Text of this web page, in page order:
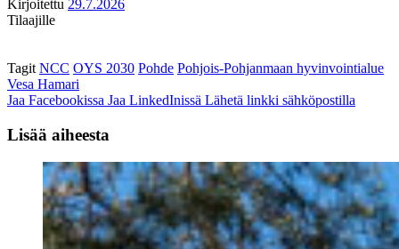
Kirjoitettu 29.7.2026
Tilaajille
Tagit NCC OYS 2030 Pohde Pohjois-Pohjanmaan hyvinvointialue
Vesa Hamari
Jaa Facebookissa Jaa LinkedInissä Lähetä linkki sähköpostilla
Lisää aiheesta